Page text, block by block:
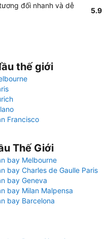
đối nhanh và dễ
5.9
thế giới
Francisco
Thế Giới
bay Melbourne
bay Charles de Gaulle Paris
bay Geneva
bay Milan Malpensa
bay Barcelona